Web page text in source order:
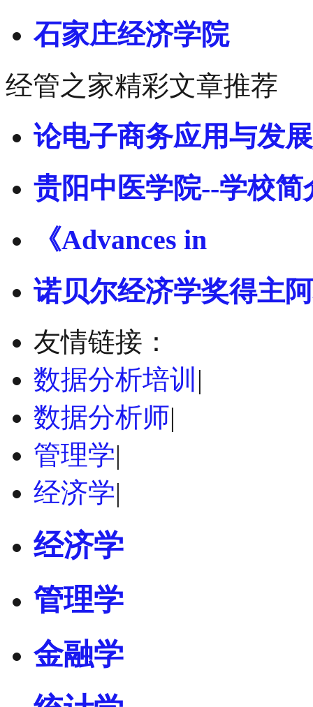
石家庄经济学院
经管之家精彩文章推荐
论电子商务应用与发
贵阳中医学院--学校简
《Advances in
诺贝尔经济学奖得主
友情链接：
数据分析培训 |
数据分析师|
管理学|
经济学|
经济学
管理学
金融学